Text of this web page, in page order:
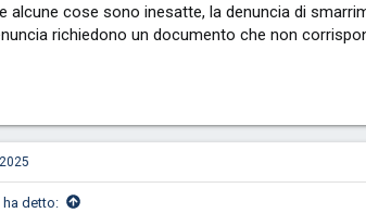
alcune cose sono inesatte, la denuncia di
richiedono un documento che non
detto: